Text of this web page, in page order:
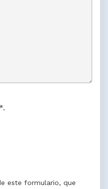
este formulario, que